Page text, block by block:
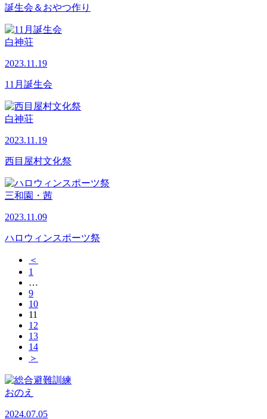
誕生会＆おやつ作り
白神荘
2023.11.19
11月誕生会
白神荘
2023.11.19
西目屋村文化祭
三和園・茜
2023.11.09
ハロウィンスポーツ祭
＜
1
…
9
10
11
12
13
14
＞
おのえ
2024.07.05